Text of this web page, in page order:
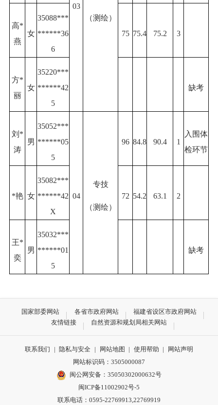
03
（测绘）
高*
燕
女
35088***
******36
6
75 75.4 75.2 3
方*
丽
女
35220***
******42
5
缺考
刘*
涛
男
35052***
******05
5
04
专技
（测绘）
96 84.8 90.4 1
入围体
检环节
*艳 女
35082***
******42
X
72 54.2 63.1 2
王*
奕
男
35032***
******01
5
缺考
国家部委网站 各省市政府网站
福建省设区市政府网站
友情链接
自然资源和规划局相关网站
联系我们 | 隐私与安全 | 网站地图 | 使用帮助 |
网站声明
网站标识码：3505000087
闽公网安备：35050302000632号
闽ICP备11002902号-5
联系电话：0595-22769913,22769919